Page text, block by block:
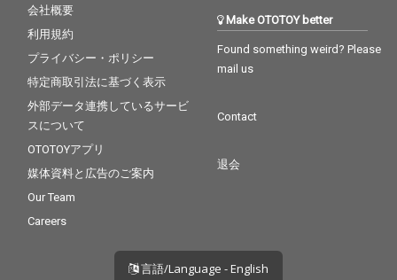
会社概要
利用規約
プライバシー・ポリシー
特定商取引法に基づく表示
外部データ連携しているサービ
スについて
OTOTOYアプリ
媒体資料と広告のご案内
Our Team
Careers
Make OTOTOY better
Found something weird? Please
mail us
Contact
退会
言語/Language - English